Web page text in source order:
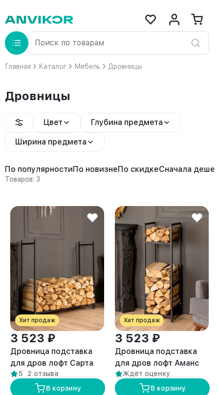
Главная Каталог Мебель Дровницы
Дровницы
Цвет Глубина предмета
Ширина предмета
По популярностиПо новизнеПо скидкеСначала
Товаров: 3
Хит продаж
3 523 ₽
Дровница подставка
для дров лофт Сарта
черная
5
2 отзыва
В корзину
Хит продаж
3 523 ₽
Дровница подставка
для дров лофт Аманс
черная
Ждёт оценку
В корзину